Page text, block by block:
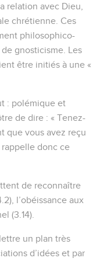
relation avec Dieu,
chrétienne. Ces
philosophico-
gnosticisme. Les
être initiés à une «
: polémique et
de dire : « Tenez-
que vous avez reçu
rappelle donc ce
de reconnaître
l’obéissance aux
(3.14).
un plan très
d’idées et par